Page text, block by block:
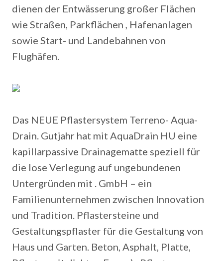
dienen der Entwässerung großer Flächen
wie Straßen, Parkflächen , Hafenanlagen
sowie Start- und Landebahnen von
Flughäfen.
Das NEUE Pflastersystem Terreno- Aqua-
Drain. Gutjahr hat mit AquaDrain HU eine
kapillarpassive Drainagematte speziell für
die lose Verlegung auf ungebundenen
Untergründen mit . GmbH – ein
Familienunternehmen zwischen Innovation
und Tradition. Pflastersteine und
Gestaltungspflaster für die Gestaltung von
Haus und Garten. Beton, Asphalt, Platte,